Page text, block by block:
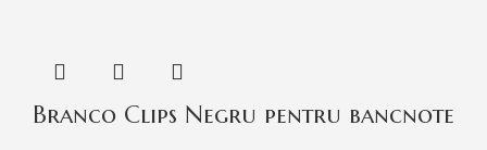
Branco Clips Negru pentru bancnote